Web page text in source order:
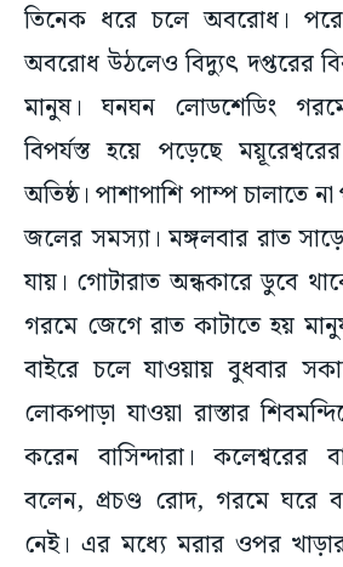
তিনেক ধরে চলে অবরোধ।
অবরোধ উঠলেও বিদ্যুৎ দপ্তরের
মানুষ। ঘনঘন লোডশেডিং
বিপর্যস্ত হয়ে পড়েছে
অতিষ্ঠ। পাশাপাশি পাম্প চালাতে
জলের সমস্যা। মঙ্গলবার রাত
যায়। গোটারাত অন্ধকারে ডুবে
গরমে জেগে রাত কাটাতে হয়
বাইরে চলে যাওয়ায় বুধবার
লোকপাড়া যাওয়া রাস্তার
করেন বাসিন্দারা। কলেশ্বরের
বলেন, প্রচণ্ড রোদ, গরমে ঘরে
নেই। এর মধ্যে মরার ওপর